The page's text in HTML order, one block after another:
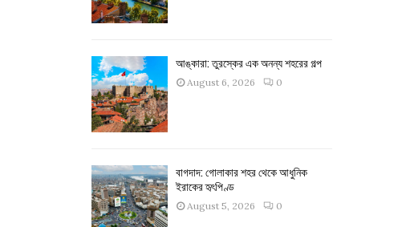
আঙ্কারা: তুরস্কের এক অনন্য শহরের গল্প
August 6, 2026 0
বাগদাদ: গোলাকার শহর থেকে আধুনিক
ইরাকের হৃৎপিণ্ড
August 5, 2026 0